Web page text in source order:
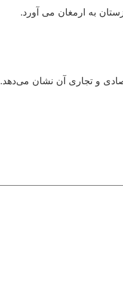
به ارمغان می آورد.
و تجاری آن نشان می‌دهد.